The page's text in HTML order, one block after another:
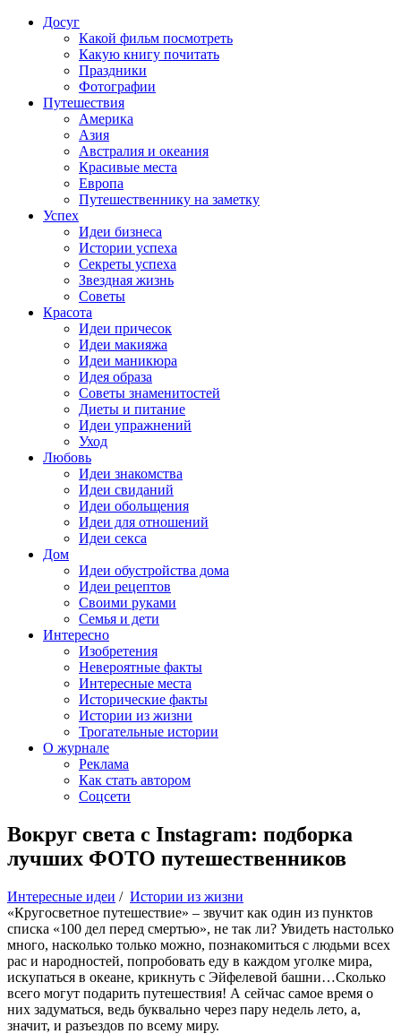
Досуг
Какой фильм посмотреть
Какую книгу почитать
Праздники
Фотографии
Путешествия
Америка
Азия
Австралия и океания
Красивые места
Европа
Путешественнику на заметку
Успех
Идеи бизнеса
Истории успеха
Секреты успеха
Звездная жизнь
Советы
Красота
Идеи причесок
Идеи макияжа
Идеи маникюра
Идея образа
Советы знаменитостей
Диеты и питание
Идеи упражнений
Уход
Любовь
Идеи знакомства
Идеи свиданий
Идеи обольщения
Идеи для отношений
Идеи секса
Дом
Идеи обустройства дома
Идеи рецептов
Своими руками
Семья и дети
Интересно
Изобретения
Невероятные факты
Интересные места
Исторические факты
Истории из жизни
Трогательные истории
О журнале
Реклама
Как стать автором
Соцсети
Вокруг света с Instagram: подборка
лучших ФОТО путешественников
Интересные идеи / Истории из жизни
«Кругосветное путешествие» – звучит как один из пунктов
списка «100 дел перед смертью», не так ли? Увидеть настолько
много, насколько только можно, познакомиться с людьми всех
рас и народностей, попробовать еду в каждом уголке мира,
искупаться в океане, крикнуть с Эйфелевой башни…Сколько
всего могут подарить путешествия! А сейчас самое время о
них задуматься, ведь буквально через пару недель лето, а,
значит, и разъездов по всему миру.